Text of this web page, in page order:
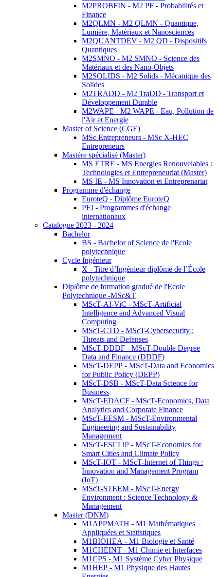
M2PROBFIN - M2 PF - Probabilités et
Finance
M2QLMN - M2 QLMN - Quantique,
Lumière, Matériaux et Nanosciences
M2QUANTDEV - M2 QD - Dispositifs
Quantiques
M2SMNO - M2 SMNO - Science des
Matériaux et des Nano-Objets
M2SOLIDS - M2 Solids - Mécanique des
Solides
M2TRADD - M2 TraDD - Transport et
Développement Durable
M2WAPE - M2 WAPE - Eau, Pollution de
l'Air et Energie
Master of Science (CGE)
MSc Entrepreneurs - MSc X-HEC
Entrepreneurs
Mastère spécialisé (Master)
MS ETRE - MS Energies Renouvelables :
Technologies et Entrepreneuriat (Master)
MS IE - MS Innovation et Entreprenariat
Programme d'échange
EuroteQ - Diplôme EuroteQ
PEI - Programmes d'échange
internationaux
Catalogue 2023 - 2024
Bachelor
BS - Bachelor of Science de l'Ecole
polytechnique
Cycle Ingénieur
X - Titre d’Ingénieur diplômé de l’École
polytechnique
Diplôme de formation gradué de l'Ecole
Polytechnique -MSc&T
MScT-AI-ViC - MScT-Artificial
Intelligence and Advanced Visual
Computing
MScT-CTD - MScT-Cybersecurity :
Threats and Defenses
MScT-DDDF - MScT-Double Degree
Data and Finance (DDDF)
MScT-DEPP - MScT-Data and Economics
for Public Policy (DEPP)
MScT-DSB - MScT-Data Science for
Business
MScT-EDACF - MScT-Economics, Data
Analytics and Corporate Finance
MScT-EESM - MScT-Environmental
Engineering and Sustainability
Management
MScT-ESCLiP - MScT-Economics for
Smart Cities and Climate Policy
MScT-IOT - MScT-Internet of Things :
Innovation and Management Program
(IoT)
MScT-STEEM - MScT-Energy
Environment : Science Technology &
Management
Master (DNM)
M1APPMATH - M1 Mathématiques
Appliquées et Statistiques
M1BIOHEA - M1 Biologie et Santé
M1CHEINT - M1 Chimie et Interfaces
M1CPS - M1 Système Cyber Physique
M1HEP - M1 Physique des Hautes